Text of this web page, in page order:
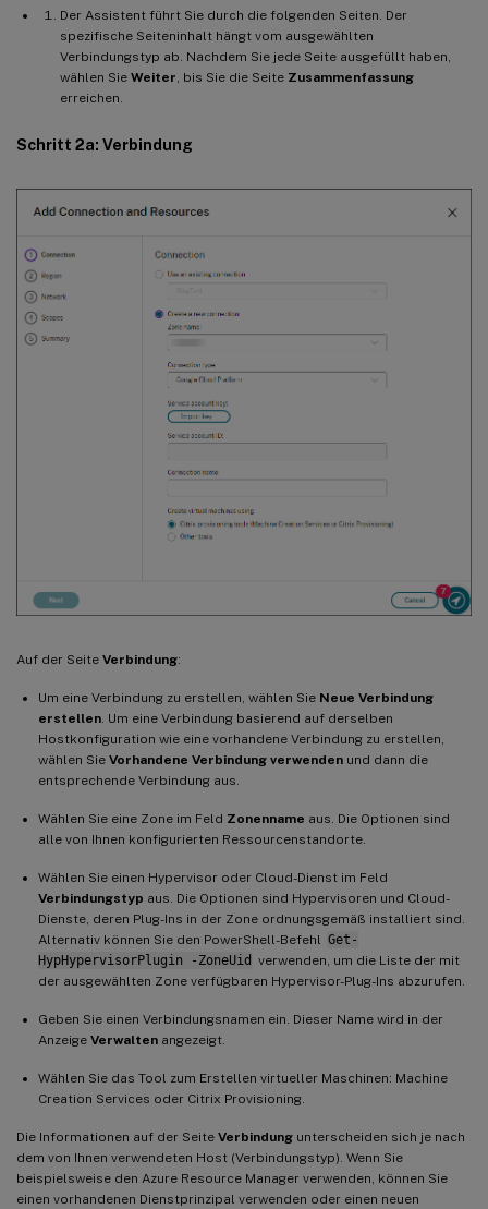
Der Assistent führt Sie durch die folgenden Seiten. Der
spezifische Seiteninhalt hängt vom ausgewählten
Verbindungstyp ab. Nachdem Sie jede Seite ausgefüllt haben,
wählen Sie Weiter, bis Sie die Seite Zusammenfassung
erreichen.
Schritt 2a: Verbindung
Auf der Seite Verbindung:
Um eine Verbindung zu erstellen, wählen Sie Neue Verbindung
erstellen. Um eine Verbindung basierend auf derselben
Hostkonfiguration wie eine vorhandene Verbindung zu erstellen,
wählen Sie Vorhandene Verbindung verwenden und dann die
entsprechende Verbindung aus.
Wählen Sie eine Zone im Feld Zonenname aus. Die Optionen sind
alle von Ihnen konfigurierten Ressourcenstandorte.
Wählen Sie einen Hypervisor oder Cloud-Dienst im Feld
Verbindungstyp aus. Die Optionen sind Hypervisoren und Cloud-
Dienste, deren Plug-Ins in der Zone ordnungsgemäß installiert sind.
Alternativ können Sie den PowerShell-Befehl Get-
HypHypervisorPlugin -ZoneUid verwenden, um die Liste der mit
der ausgewählten Zone verfügbaren Hypervisor-Plug-Ins abzurufen.
Geben Sie einen Verbindungsnamen ein. Dieser Name wird in der
Anzeige Verwalten angezeigt.
Wählen Sie das Tool zum Erstellen virtueller Maschinen: Machine
Creation Services oder Citrix Provisioning.
Die Informationen auf der Seite Verbindung unterscheiden sich je nach
dem von Ihnen verwendeten Host (Verbindungstyp). Wenn Sie
beispielsweise den Azure Resource Manager verwenden, können Sie
einen vorhandenen Dienstprinzipal verwenden oder einen neuen